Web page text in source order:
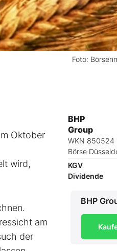
Foto:
Oktober
wird,
am
der
BHP
Group
WKN 850524
Börse
KGV
Dividende
BHP